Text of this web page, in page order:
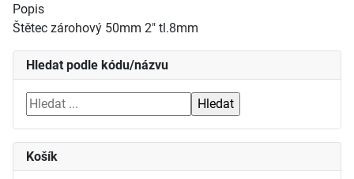
Hledat podle kódu/názvu
Košík
Popis
Štětec zárohový 50mm 2" tl.8mm